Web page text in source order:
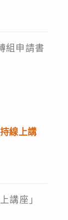
組申請書
線上講
講座」